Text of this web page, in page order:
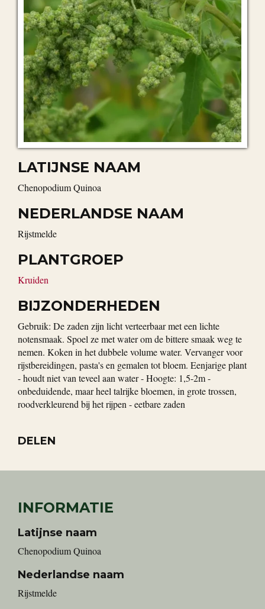
LATIJNSE NAAM
Chenopodium Quinoa
NEDERLANDSE NAAM
Rijstmelde
PLANTGROEP
Kruiden
BIJZONDERHEDEN
Gebruik: De zaden zijn licht verteerbaar met een lichte
notensmaak. Spoel ze met water om de bittere smaak weg te
nemen. Koken in het dubbele volume water. Vervanger voor
rijstbereidingen, pasta's en gemalen tot bloem. Eenjarige plant
- houdt niet van teveel aan water - Hoogte: 1,5-2m -
onbeduidende, maar heel talrijke bloemen, in grote trossen,
roodverkleurend bij het rijpen - eetbare zaden
DELEN
INFORMATIE
Latijnse naam
Chenopodium Quinoa
Nederlandse naam
Rijstmelde